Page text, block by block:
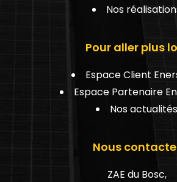
Nos
Pour aller plus
Espace Client
Espace Partenaire
Nos actualités
Nous
ZAE du Bosc,